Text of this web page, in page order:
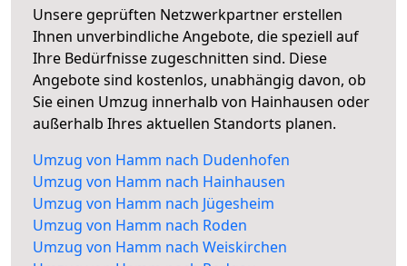
Unsere geprüften Netzwerkpartner erstellen
Ihnen unverbindliche Angebote, die speziell auf
Ihre Bedürfnisse zugeschnitten sind. Diese
Angebote sind kostenlos, unabhängig davon, ob
Sie einen Umzug innerhalb von Hainhausen oder
außerhalb Ihres aktuellen Standorts planen.
Umzug von Hamm nach Dudenhofen
Umzug von Hamm nach Hainhausen
Umzug von Hamm nach Jügesheim
Umzug von Hamm nach Roden
Umzug von Hamm nach Weiskirchen